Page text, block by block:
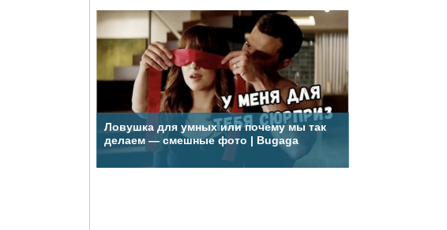
Ловушка для умных или почему мы так
делаем — смешные фото | Bugaga